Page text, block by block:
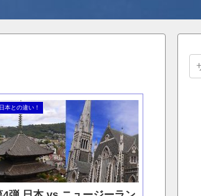
本との違い！